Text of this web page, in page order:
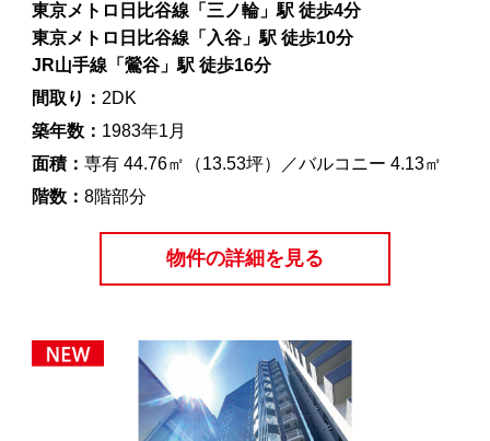
東京メトロ日比谷線「三ノ輪」駅 徒歩4分
東京メトロ日比谷線「入谷」駅 徒歩10分
JR山手線「鶯谷」駅 徒歩16分
間取り： 2DK
築年数： 1983年1月
面積： 専有 44.76㎡（13.53坪）／バルコニー 4.13㎡
階数： 8階部分
物件の詳細を見る